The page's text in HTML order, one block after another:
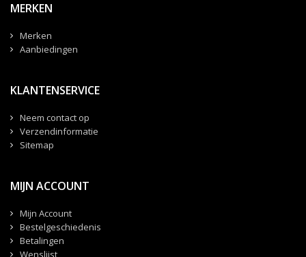
MERKEN
Merken
Aanbiedingen
KLANTENSERVICE
Neem contact op
Verzendinformatie
Sitemap
MIJN ACCOUNT
Mijn Account
Bestelgeschiedenis
Betalingen
Wenslijst